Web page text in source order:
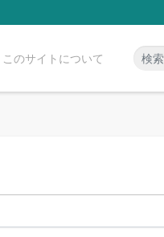
このサイトについて